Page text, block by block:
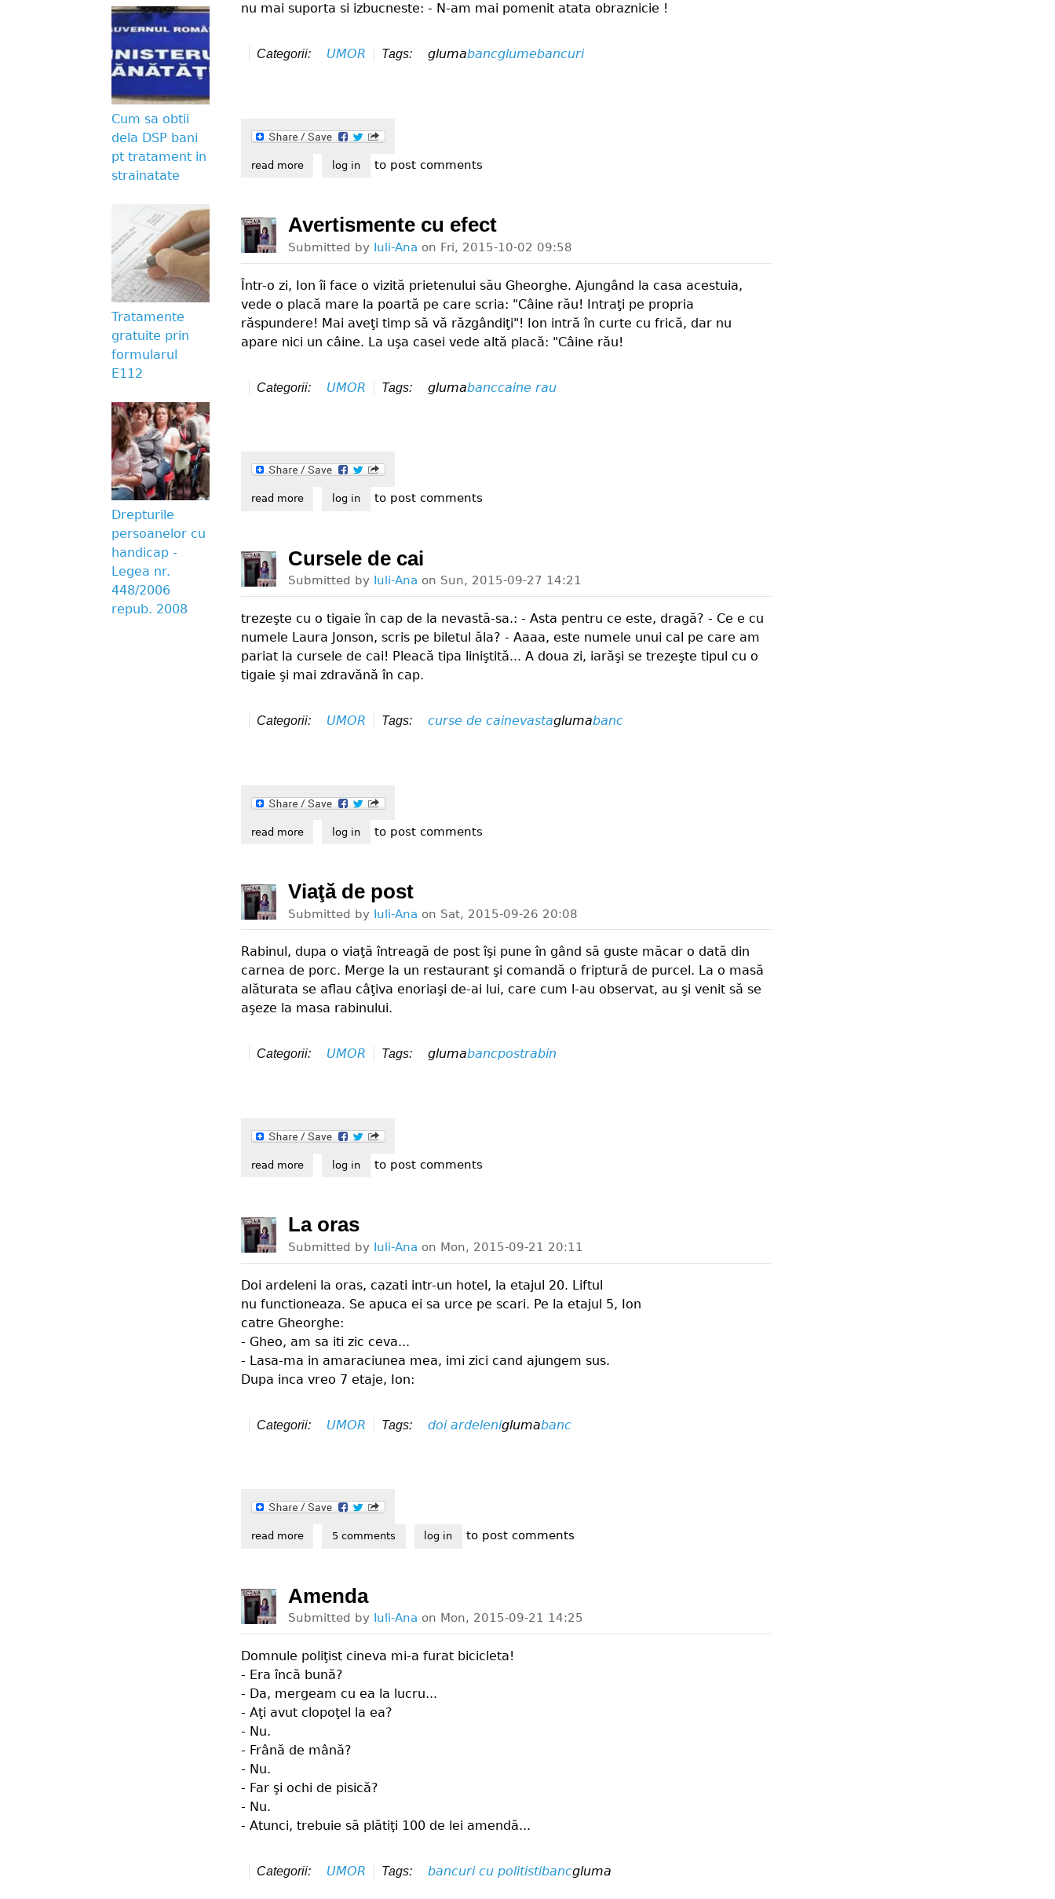
nu mai suporta si izbucneste: - N-am mai pomenit atata obraznicie !
Categorii: UMOR Tags: glumabancglumebancuri
read moreabout pe o bancă, în parc...
log in to post comments
Avertismente cu efect
Submitted by Iuli-Ana on Fri, 2015-10-02 09:58
Într-o zi, Ion îi face o vizită prietenului său Gheorghe. Ajungând la casa acestuia,
vede o placă mare la poartă pe care scria: "Câine rău! Intraţi pe propria
răspundere! Mai aveţi timp să vă răzgândiţi"! Ion intră în curte cu frică, dar nu
apare nici un câine. La uşa casei vede altă placă: "Câine rău!
Categorii: UMOR Tags: glumabanccaine rau
read moreabout avertismente cu efect
log in to post comments
Cursele de cai
Submitted by Iuli-Ana on Sun, 2015-09-27 14:21
trezeşte cu o tigaie în cap de la nevastă-sa.: - Asta pentru ce este, dragă? - Ce e cu
numele Laura Jonson, scris pe biletul ăla? - Aaaa, este numele unui cal pe care am
pariat la cursele de cai! Pleacă tipa liniştită... A doua zi, iarăşi se trezeşte tipul cu o
tigaie şi mai zdravănă în cap.
Categorii: UMOR Tags: curse de cainevastaglumabanc
read moreabout cursele de cai
log in to post comments
Viaţă de post
Submitted by Iuli-Ana on Sat, 2015-09-26 20:08
Rabinul, dupa o viaţă întreagă de post îşi pune în gând să guste măcar o dată din
carnea de porc. Merge la un restaurant şi comandă o friptură de purcel. La o masă
alăturata se aflau câţiva enoriaşi de-ai lui, care cum l-au observat, au şi venit să se
aşeze la masa rabinului.
Categorii: UMOR Tags: glumabancpostrabin
read moreabout viaţă de post
log in to post comments
La oras
Submitted by Iuli-Ana on Mon, 2015-09-21 20:11
Doi ardeleni la oras, cazati intr-un hotel, la etajul 20. Liftul
nu functioneaza. Se apuca ei sa urce pe scari. Pe la etajul 5, Ion
catre Gheorghe:
- Gheo, am sa iti zic ceva...
- Lasa-ma in amaraciunea mea, imi zici cand ajungem sus.
Dupa inca vreo 7 etaje, Ion:
Categorii: UMOR Tags: doi ardeleniglumabanc
read moreabout la oras
5 comments log in to post comments
Amenda
Submitted by Iuli-Ana on Mon, 2015-09-21 14:25
Domnule poliţist cineva mi-a furat bicicleta!
- Era încă bună?
- Da, mergeam cu ea la lucru...
- Aţi avut clopoţel la ea?
- Nu.
- Frână de mână?
- Nu.
- Far şi ochi de pisică?
- Nu.
- Atunci, trebuie să plătiţi 100 de lei amendă...
Categorii: UMOR Tags: bancuri cu politistibancgluma
Cum sa obtii
dela DSP bani
pt tratament in
strainatate
Tratamente
gratuite prin
formularul
E112
Drepturile
persoanelor cu
handicap -
Legea nr.
448/2006
repub. 2008